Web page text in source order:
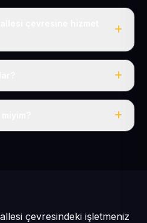
tüm Sarıoğlan ve
her şey dahil.
çevresindeki işletmeniz